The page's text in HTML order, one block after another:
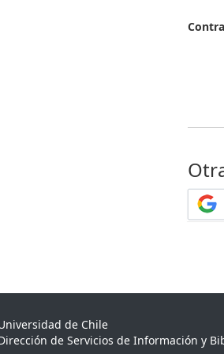
de Chile
de Servicios de Información y